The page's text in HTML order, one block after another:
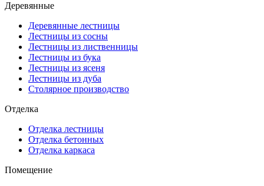
Деревянные
Деревянные лестницы
Лестницы из сосны
Лестницы из лиственницы
Лестницы из бука
Лестницы из ясеня
Лестницы из дуба
Столярное производство
Отделка
Отделка лестницы
Отделка бетонных
Отделка каркаса
Помещение